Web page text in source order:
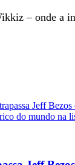
– onde a